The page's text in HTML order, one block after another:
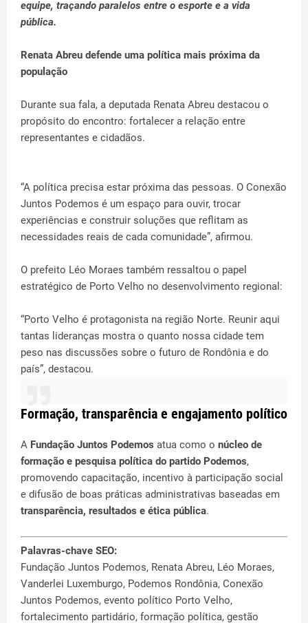
equipe, traçando paralelos entre o esporte e a vida
pública.
Renata Abreu defende uma política mais próxima da
população
Durante sua fala, a deputada Renata Abreu destacou o
propósito do encontro: fortalecer a relação entre
representantes e cidadãos.
“A política precisa estar próxima das pessoas. O Conexão
Juntos Podemos é um espaço para ouvir, trocar
experiências e construir soluções que reflitam as
necessidades reais de cada comunidade”, afirmou.
O prefeito Léo Moraes também ressaltou o papel
estratégico de Porto Velho no desenvolvimento regional:
“Porto Velho é protagonista na região Norte. Reunir aqui
tantas lideranças mostra o quanto nossa cidade tem
peso nas discussões sobre o futuro de Rondônia e do
país”, destacou.
Formação, transparência e engajamento político
A Fundação Juntos Podemos atua como o núcleo de
formação e pesquisa política do partido Podemos,
promovendo capacitação, incentivo à participação social
e difusão de boas práticas administrativas baseadas em
transparência, resultados e ética pública.
Palavras-chave SEO:
Fundação Juntos Podemos, Renata Abreu, Léo Moraes,
Vanderlei Luxemburgo, Podemos Rondônia, Conexão
Juntos Podemos, evento político Porto Velho,
fortalecimento partidário, formação política, gestão